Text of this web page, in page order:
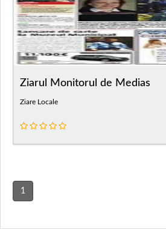
Ziarul Monitorul de Medias
Ziare Locale
1